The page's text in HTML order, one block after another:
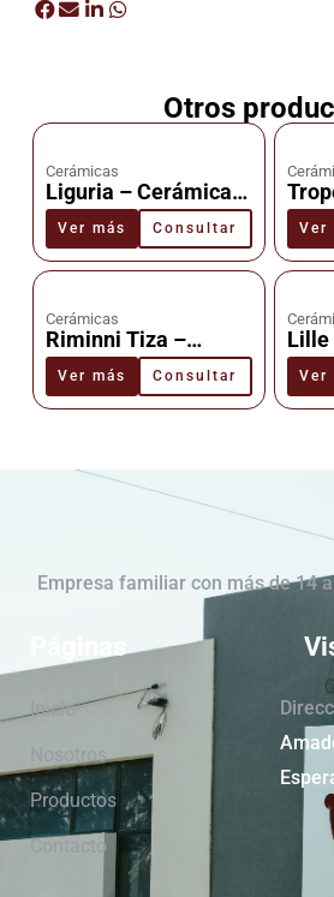
Otros
Cerámicas
Liguria – Cerámica –
Cañuelas
Ver más Consultar Ver
Cerámicas
Riminni Tiza –
Cerámica –
Cañuelas
Ver más Consultar
Lille
Ver
Empresa familiar con más de 14
Páginas
Inicio
Nosotros
Productos
Contacto